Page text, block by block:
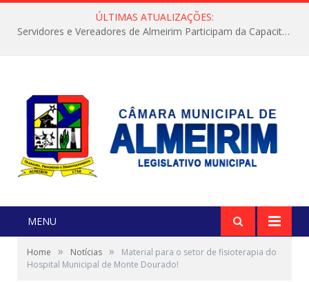
ÚLTIMAS ATUALIZAÇÕES:
Servidores e Vereadores de Almeirim Participam da Capacitação “Orientar é a Nossa Missão”
MENU
Home » Notícias »
Material para o setor de fisioterapia do
Hospital Municipal de Monte Dourado!